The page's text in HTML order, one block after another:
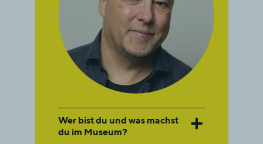
Wer bist du und was machst
du im Museum?